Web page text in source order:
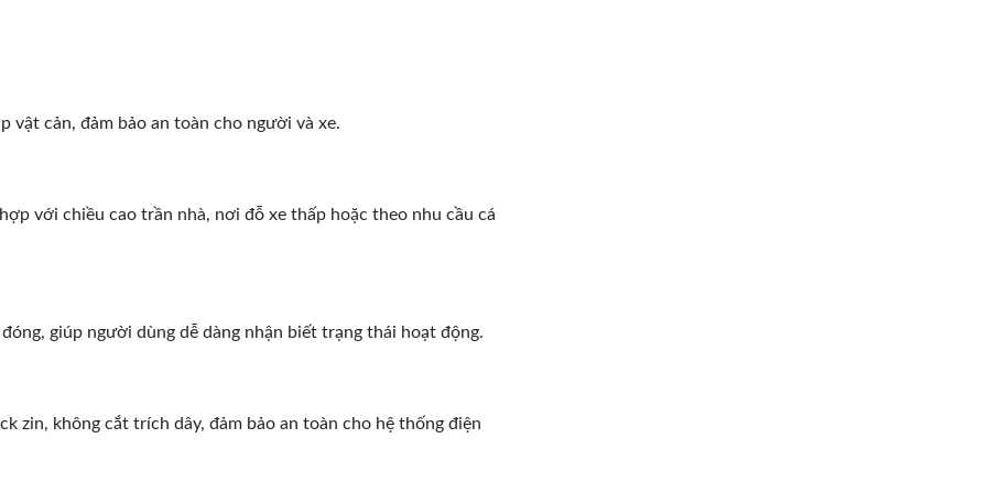
vật cản, đảm bảo an toàn cho người và xe.
với chiều cao trần nhà, nơi đỗ xe thấp hoặc theo nhu cầu cá
giúp người dùng dễ dàng nhận biết trạng thái hoạt động.
zin, không cắt trích dây, đảm bảo an toàn cho hệ thống điện